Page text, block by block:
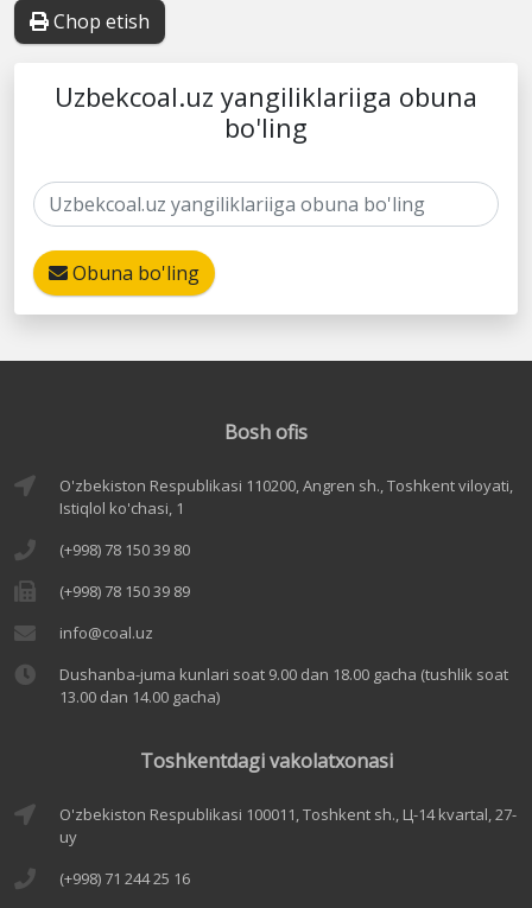
Chop etish
Uzbekcoal.uz yangiliklariiga obuna
bo'ling
Obuna bo'ling
Bosh ofis
O'zbekiston Respublikasi 110200, Angren sh., Toshkent viloyati,
Istiqlol ko'chasi, 1
(+998) 78 150 39 80
(+998) 78 150 39 89
info@coal.uz
Dushanba-juma kunlari soat 9.00 dan 18.00 gacha (tushlik soat
13.00 dan 14.00 gacha)
Toshkentdagi vakolatxonasi
O'zbekiston Respublikasi 100011, Toshkent sh., Ц-14 kvartal, 27-
uy
(+998) 71 244 25 16